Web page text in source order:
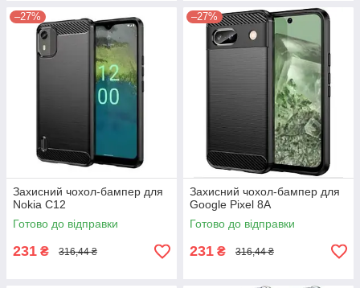
–27%
Захисний чохол-бампер для
Nokia C12
Готово до відправки
231 ₴ 316,44 ₴
–27%
Захисний чохол-бампер для
Google Pixel 8A
Готово до відправки
231 ₴ 316,44 ₴